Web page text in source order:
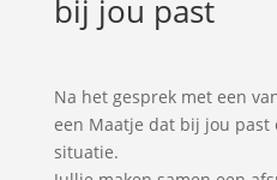
bij jou past
Na het gesprek met een
een Maatje dat bij jou
situatie.